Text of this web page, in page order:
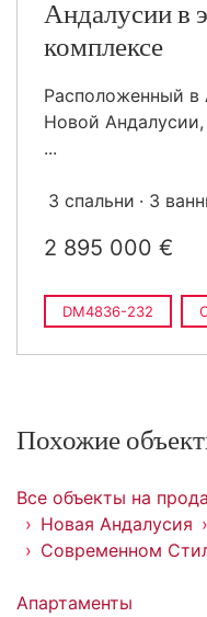
Андалусии в
комплексе
Расположенный в
Новой Андалусии,
...
3 спальни 3
2 895 000 €
DM4836-232
Похожие
Все объекты на
Новая Андалусия
Современном
Апартаменты